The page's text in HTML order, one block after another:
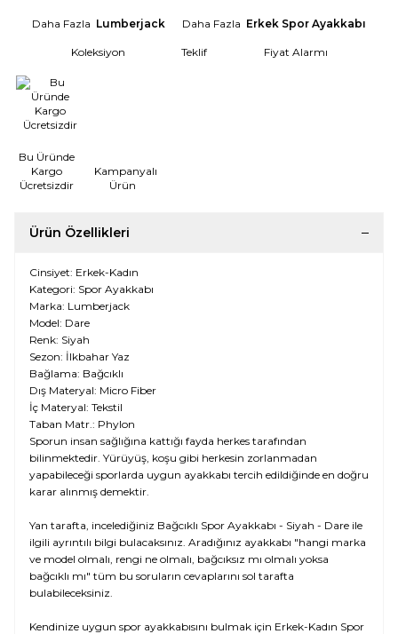
Daha Fazla Lumberjack Daha Fazla Erkek Spor Ayakkabı
Koleksiyon Teklif Fiyat Alarmı
Bu Üründe
Kargo
Ücretsizdir
Kampanyalı
Ürün
Ürün Özellikleri
Cinsiyet: Erkek-Kadın
Kategori: Spor Ayakkabı
Marka: Lumberjack
Model: Dare
Renk: Siyah
Sezon: İlkbahar Yaz
Bağlama: Bağcıklı
Dış Materyal: Micro Fiber
İç Materyal: Tekstil
Taban Matr.: Phylon
Sporun insan sağlığına kattığı fayda herkes tarafından
bilinmektedir. Yürüyüş, koşu gibi herkesin zorlanmadan
yapabileceği sporlarda uygun ayakkabı tercih edildiğinde en doğru
karar alınmış demektir.
Yan tarafta, incelediğiniz Bağcıklı Spor Ayakkabı - Siyah - Dare ile
ilgili ayrıntılı bilgi bulacaksınız. Aradığınız ayakkabı "hangi marka
ve model olmalı, rengi ne olmalı, bağcıksız mı olmalı yoksa
bağcıklı mı" tüm bu soruların cevaplarını sol tarafta
bulabileceksiniz.
Kendinize uygun spor ayakkabısını bulmak için Erkek-Kadın Spor